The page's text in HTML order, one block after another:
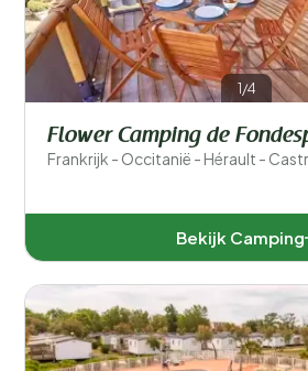
1/4
Flower Camping de
Frankrijk - Occitanië - Hérault -
Bekijk Camping